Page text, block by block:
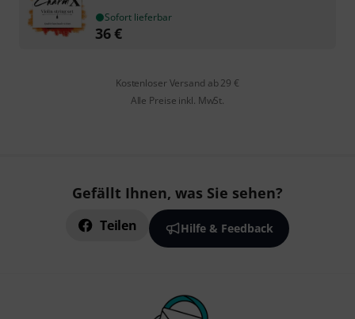
Sofort lieferbar
36€
Kostenloser Versand ab 29 €
Alle Preise inkl. MwSt.
Gefällt Ihnen, was Sie sehen?
Teilen Hilfe & Feedback